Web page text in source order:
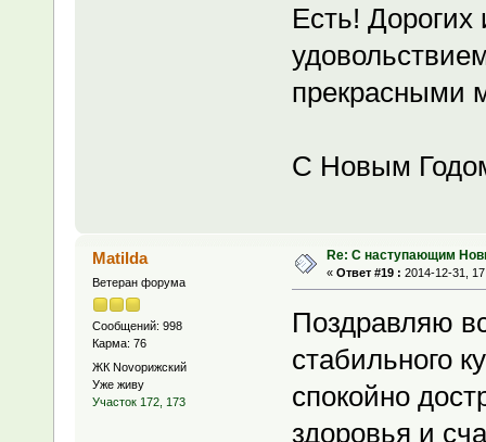
Есть!
прекрасными
С Новым
Matilda
Ветеран форума
Сообщений: 998
Карма: 76
ЖК Novoрижский
Уже живу
Участок 172, 173
Re: С наступающим
« Ответ #19 : 2014-12-31,
Поздравляю
стабильного
спокойно
здоровья и